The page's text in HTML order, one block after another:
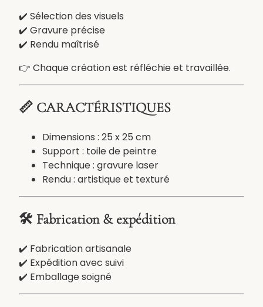
t
i
s
i
q
u
e
i
l
s
u
r
✔️ Sélection des visuels
✔️ Gravure précise
✔️ Rendu maîtrisé
👉 Chaque création est réfléchie et travaillée.
📏 CARACTÉRISTIQUES
Dimensions : 25 x 25 cm
Support : toile de peintre
Technique : gravure laser
Rendu : artistique et texturé
🛠️ Fabrication & expédition
✔️ Fabrication artisanale
✔️ Expédition avec suivi
✔️ Emballage soigné